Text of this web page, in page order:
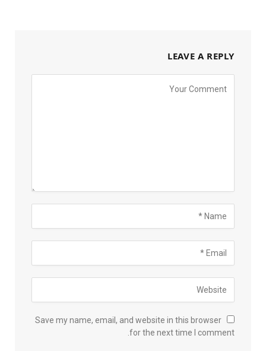
LEAVE A REPLY
Save my name, email, and website in this browser
for the next time I comment.